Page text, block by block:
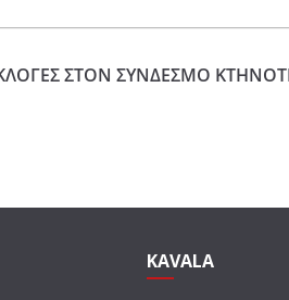
ΣΤΟΝ ΣΥΝΔΕΣΜΟ
KAVALA